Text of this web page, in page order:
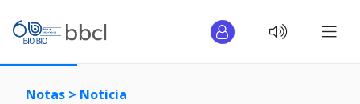
Notas > Noticia